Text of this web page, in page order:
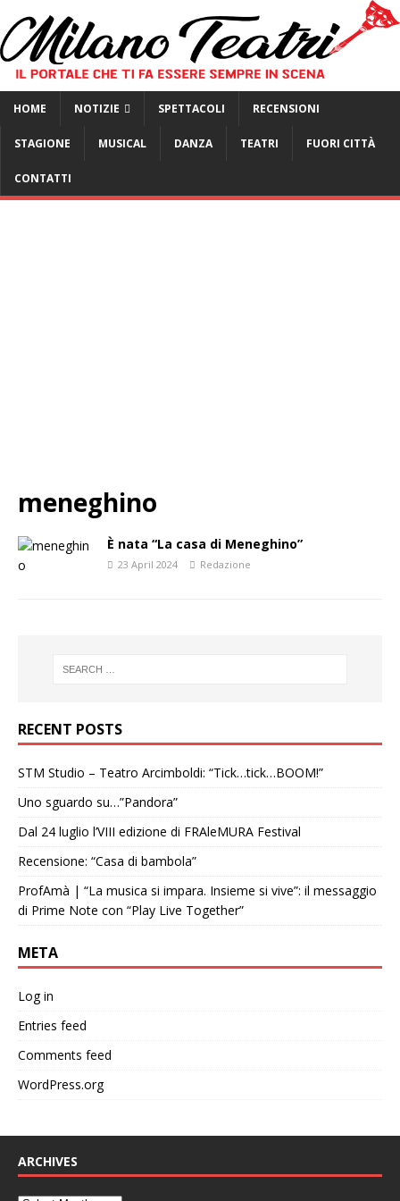
HOME NOTIZIE SPETTACOLI RECENSIONI
STAGIONE MUSICAL DANZA TEATRI FUORI CITTÀ
CONTATTI
meneghino
È nata “La casa di Meneghino”
23 April 2024 Redazione
RECENT POSTS
STM Studio – Teatro Arcimboldi: “Tick…tick…BOOM!”
Uno sguardo su…”Pandora”
Dal 24 luglio l’VIII edizione di FRAleMURA Festival
Recensione: “Casa di bambola”
ProfAmà | “La musica si impara. Insieme si vive”: il messaggio
di Prime Note con “Play Live Together”
META
Log in
Entries feed
Comments feed
WordPress.org
ARCHIVES